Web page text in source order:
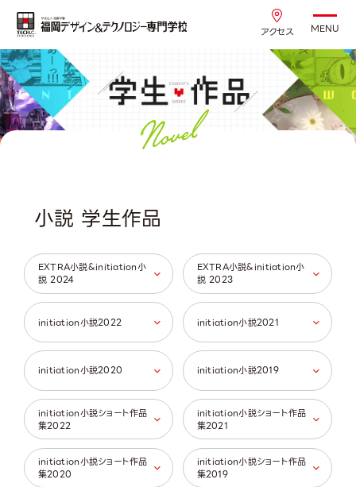
アクセス MENU
小説 学生作品
EXTRA小説&initiation小
説 2024
EXTRA小説&initiation小
説 2023
initiation小説2022 initiation小説2021
initiation小説2020 initiation小説2019
initiation小説ショート作品
集2022
initiation小説ショート作品
集2021
initiation小説ショート作品
集2020
initiation小説ショート作品
集2019